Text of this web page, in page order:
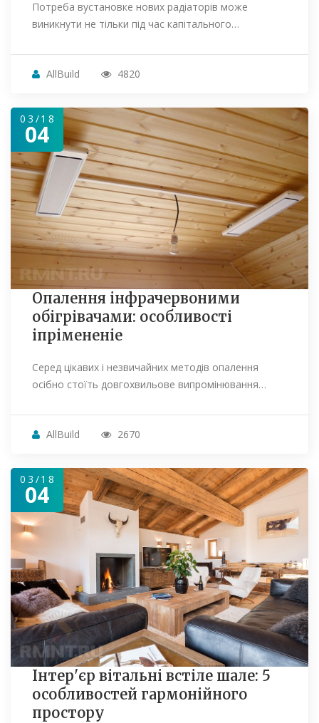
Потреба вустановке нових радіаторів може
виникнути не тільки під час капітального…
AllBuild 4820
03/18
04
Опалення інфрачервоними
обігрівачами: особливості
іпрімененіе
Серед цікавих і незвичайних методів опалення
осібно стоїть довгохвильове випромінювання…
AllBuild 2670
03/18
04
Інтер'єр вітальні встіле шале: 5
особливостей гармонійного
простору